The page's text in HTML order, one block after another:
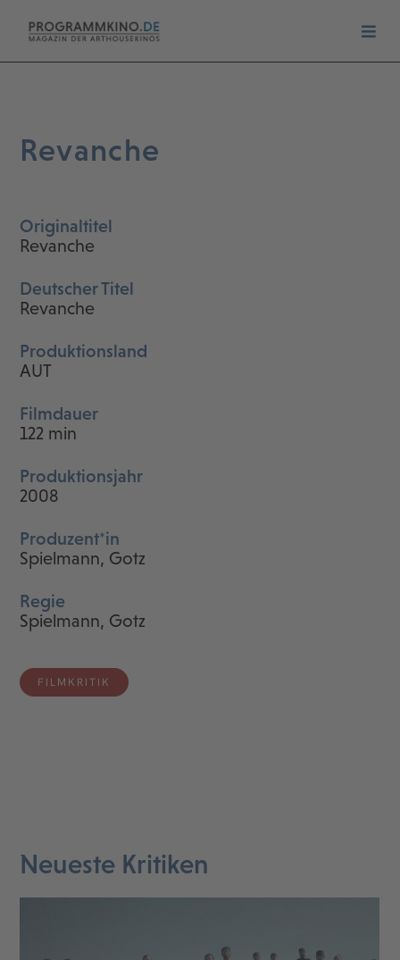
Revanche
Originaltitel
Revanche
Deutscher Titel
Revanche
Produktionsland
AUT
Filmdauer
122 min
Produktionsjahr
2008
Produzent*in
Spielmann, Gotz
Regie
Spielmann, Gotz
FILMKRITIK
Neueste Kritiken